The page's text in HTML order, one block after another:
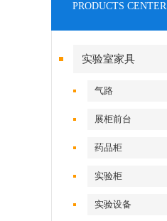
PRODUCTS CENTER
实验室家具
气路
展柜前台
药品柜
实验柜
实验设备